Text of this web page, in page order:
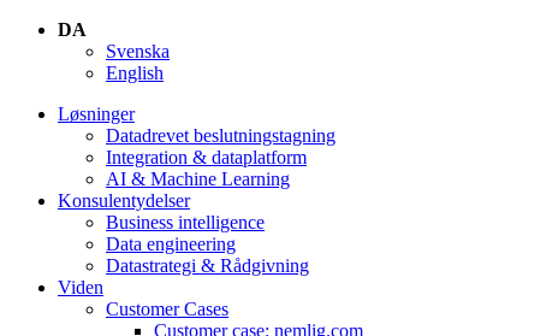
DA
Svenska
English
Løsninger
Datadrevet beslutningstagning
Integration & dataplatform
AI & Machine Learning
Konsulentydelser
Business intelligence
Data engineering
Datastrategi & Rådgivning
Viden
Customer Cases
Customer case: nemlig.com